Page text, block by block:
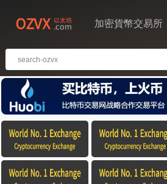
加密貨幣交易所